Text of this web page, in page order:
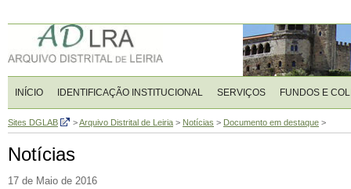
INÍCIO IDENTIFICAÇÃO INSTITUCIONAL SERVIÇOS FUNDOS E
Sites DGLAB >Arquivo Distrital de Leiria > Notícias > Documento em destaque >
Notícias
17 de Maio de 2016